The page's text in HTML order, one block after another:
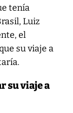
tenía
Luiz
el
su viaje a
su viaje a